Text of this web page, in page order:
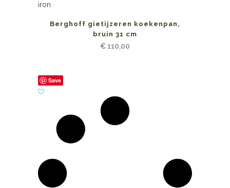
Berghoff gietijzeren koekenpan,
bruin 31 cm
€110,00
Save